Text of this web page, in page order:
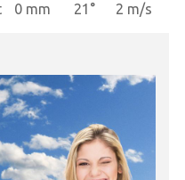
0 mm 21° 2 m/s